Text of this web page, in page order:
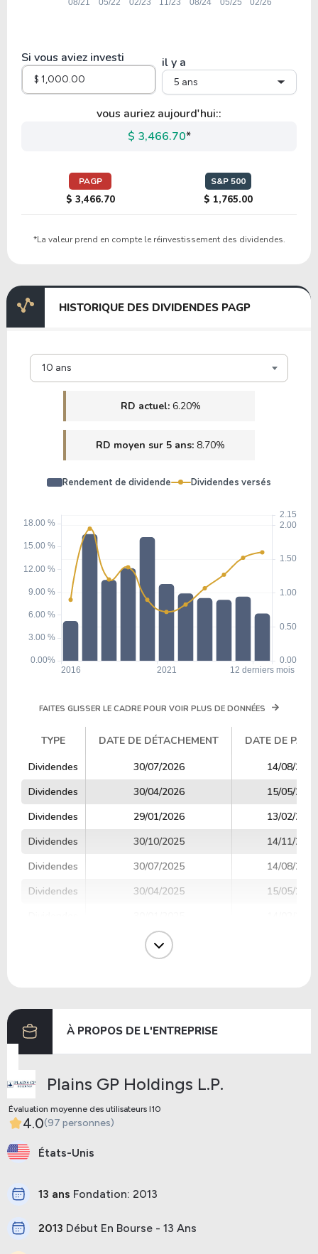
Si vous aviez investi il y a
5 ans
vous auriez aujourd'hui::
$ 3,466.70*
PAGP
$ 3,466.70
S&P 500
$ 1,765.00
*La valeur prend en compte le réinvestissement des dividendes.
HISTORIQUE DES DIVIDENDES PAGP
10 ans
RD actuel: 6.20%
RD moyen sur 5 ans: 8.70%
Rendement de dividende Dividendes versés
FAITES GLISSER LE CADRE POUR VOIR PLUS DE DONNÉES
TYPE DATE DE DÉTACHEMENT
DATE DE
TYPE
DATE DE DÉTACHEMENT DATE DE
Dividendes 30/07/2026
14/08/2026
Dividendes
30/04/2026
15/05/2026
Dividendes
29/01/2026
13/02/2026
Dividendes
30/10/2025
14/11/2025
Dividendes
30/07/2025
14/08/2025
Dividendes
30/04/2025
15/05/2025
30/10/2024
À PROPOS DE L'ENTREPRISE
Plains GP Holdings L.P.
Évaluation moyenne des utilisateurs I10
4.0(97 personnes)
États-Unis
13 ans Fondation: 2013
2013 Début En Bourse - 13 Ans